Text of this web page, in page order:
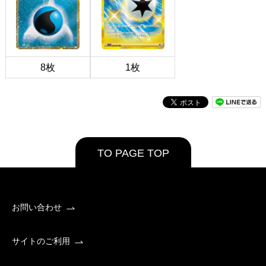
8枚 1枚
TO PAGE TOP
お問い合わせ
サイトのご利用